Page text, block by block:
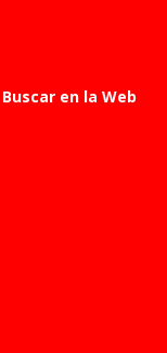
Buscar en la Web